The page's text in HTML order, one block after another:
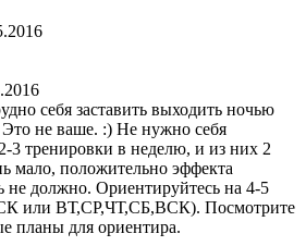
себя заставить выходить ночью
Это не ваше. :) Не нужно себя
3 тренировки в неделю, и из них 2
мало, положительно эффекта
не должно. Ориентируйтесь на 4-5
или ВТ,СР,ЧТ,СБ,ВСК). Посмотрите
планы для ориентира.